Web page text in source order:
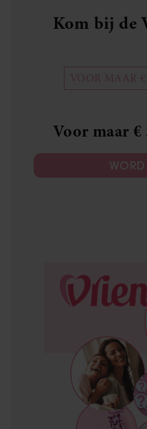
Kom bij de
VOOR MAAR
Voor maar €